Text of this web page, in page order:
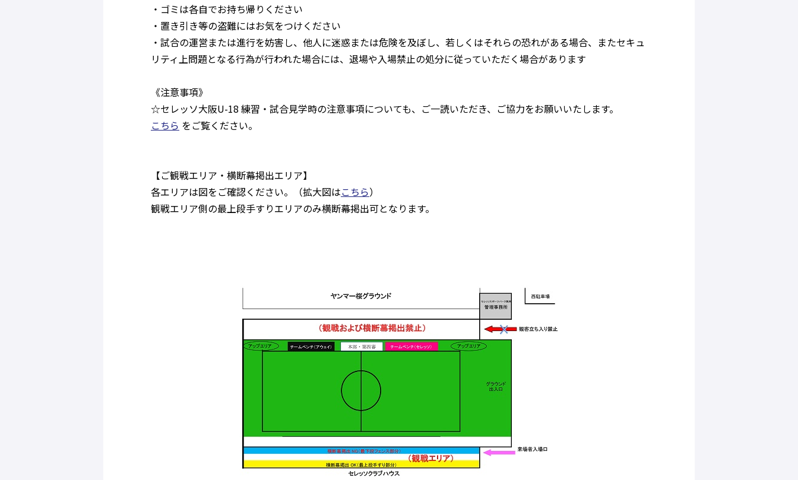
・ゴミは各自でお持ち帰りください
・置き引き等の盗難にはお気をつけください
・試合の運営または進行を妨害し、他人に迷惑または危険を及ぼし、若しくはそれらの恐れがある場合、またセキュ
リティ上問題となる行為が行われた場合には、退場や入場禁止の処分に従っていただく場合があります
《注意事項》
☆セレッソ大阪U-18 練習・試合見学時の注意事項についても、ご一読いただき、ご協力をお願いいたします。
こちら をご覧ください。
【ご観戦エリア・横断幕掲出エリア】
各エリアは図をご確認ください。（拡大図はこちら）
観戦エリア側の最上段手すりエリアのみ横断幕掲出可となります。